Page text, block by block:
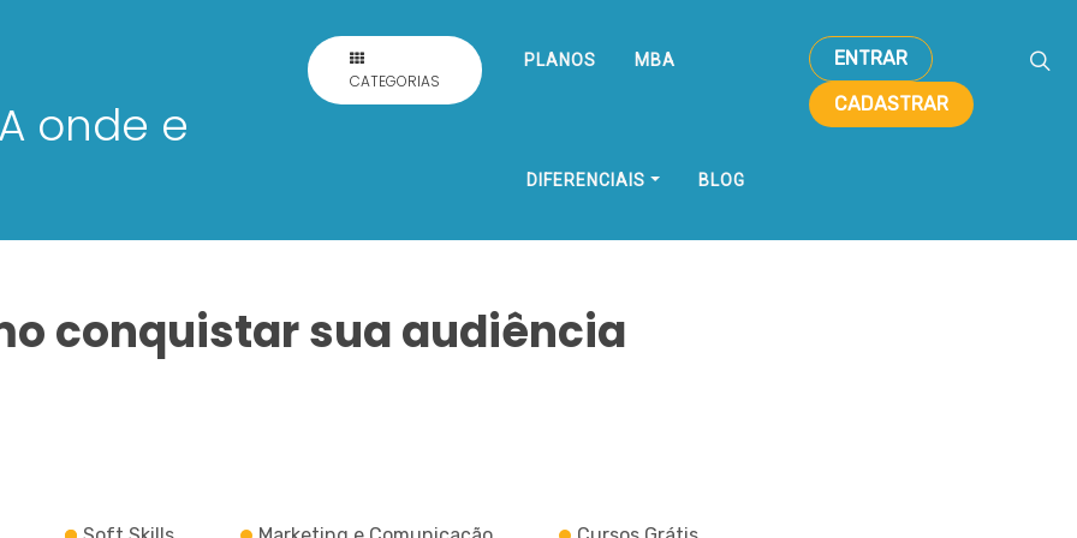
CATEGORIAS
PLANOS MBA
DIFERENCIAIS BLOG
ENTRAR
CADASTRAR
conquistar sua audiência